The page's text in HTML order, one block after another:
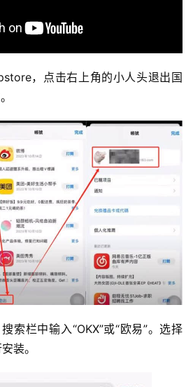
，点击右上角的小人头退出国
索栏中输入“OKX”或“欧易”。选择
装。